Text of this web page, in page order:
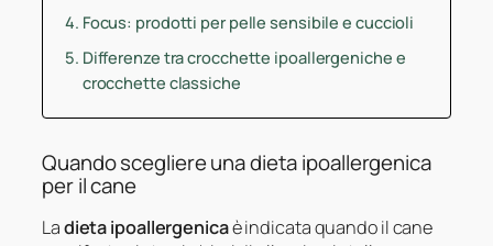
Focus: prodotti per pelle sensibile e cuccioli
Differenze tra crocchette ipoallergeniche e
crocchette classiche
Quando scegliere una dieta ipoallergenica
per il cane
Ladieta ipoallergenicaè indicata quando il cane